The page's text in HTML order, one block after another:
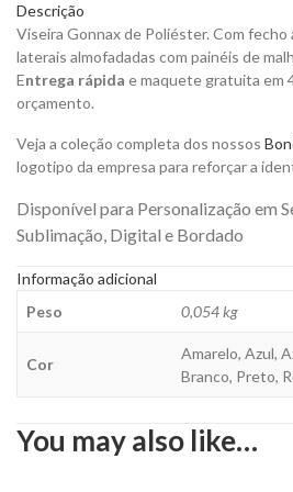
para
Personalizar
quantity
Descrição
Viseira Gonnax de Poliéster. Com fecho
laterais almofadadas com painéis de
Entrega rápida e maquete gratuita em
orçamento.
Veja a coleção completa dos nossos
logotipo da empresa para reforçar a
Disponível para Personalização em
Sublimação, Digital e Bordado
Informação adicional
Peso
0,054 kg
Cor
Amarelo, Azul,
Branco, Preto,
You may also like…